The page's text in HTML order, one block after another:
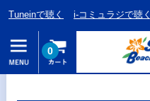
Tuneinで聴く i-コミュラジで聴く
0